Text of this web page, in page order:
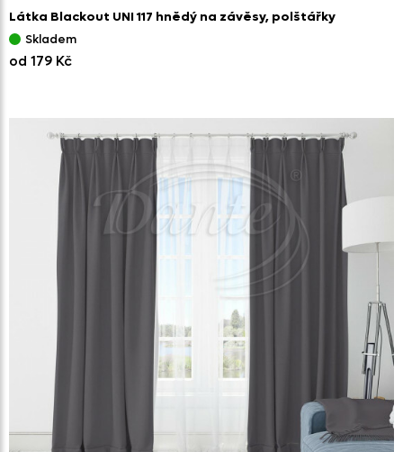
Látka Blackout UNI 117 hnědý na závěsy, polštářky
Skladem
od 179 Kč